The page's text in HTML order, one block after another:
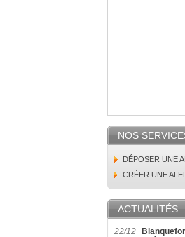
NOS
DÉPOSER UNE
CRÉER UNE
ACTUALITÉS
22/12